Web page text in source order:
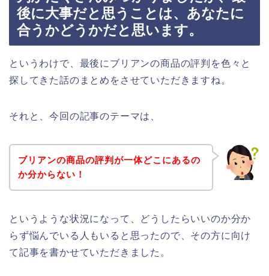
後に大事だと思うことは、あなたに
合うかどうかだと思います。
というわけで、最後にブリアンの商品の評判を色々と
探してきた話のまとめをさせていただきますね。
それと、今回の記事のテーマは、
ブリアンの商品の評判が一体どこにあるの
か分からない！
というような状況になって、どうしたらいいのか分か
らず悩んでいる人もいると思ったので、その方に向け
て記事を書かせていただきました。